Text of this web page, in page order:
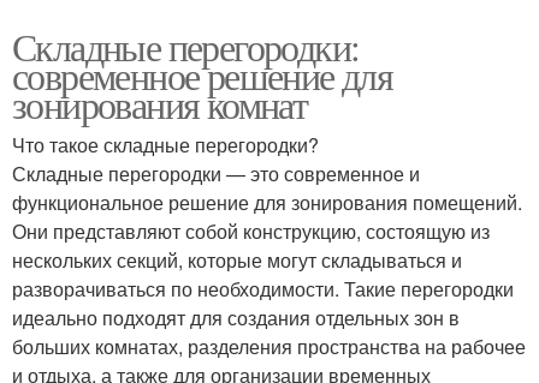
Складные перегородки:
современное решение для
зонирования комнат
Что такое складные перегородки?
Складные перегородки — это современное и
функциональное решение для зонирования помещений.
Они представляют собой конструкцию, состоящую из
нескольких секций, которые могут складываться и
разворачиваться по необходимости. Такие перегородки
идеально подходят для создания отдельных зон в
больших комнатах, разделения пространства на рабочее
и отдыха, а также для организации временных